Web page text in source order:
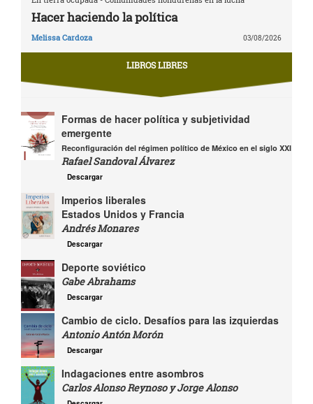
Hacer haciendo la política
Melissa Cardoza 03/08/2026
LIBROS LIBRES
Formas de hacer política y subjetividad
emergente
Reconfiguración del régimen político de México en el siglo XXI
Rafael Sandoval Álvarez
Descargar
Imperios liberales
Estados Unidos y Francia
Andrés Monares
Descargar
Deporte soviético
Gabe Abrahams
Descargar
Cambio de ciclo. Desafíos para las izquierdas
Antonio Antón Morón
Descargar
Indagaciones entre asombros
Carlos Alonso Reynoso y Jorge Alonso